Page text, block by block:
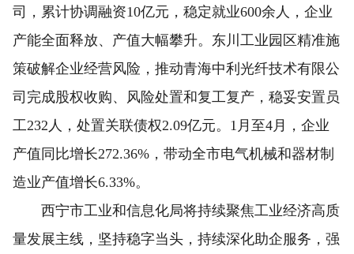
司，累计协调融资10亿元，稳定就业600余人，企业
产能全面释放、产值大幅攀升。东川工业园区精准施
策破解企业经营风险，推动青海中利光纤技术有限公
司完成股权收购、风险处置和复工复产，稳妥安置员
工232人，处置关联债权2.09亿元。1月至4月，企业
产值同比增长272.36%，带动全市电气机械和器材制
造业产值增长6.33%。
西宁市工业和信息化局将持续聚焦工业经济高质
量发展主线，坚持稳字当头，持续深化助企服务，强